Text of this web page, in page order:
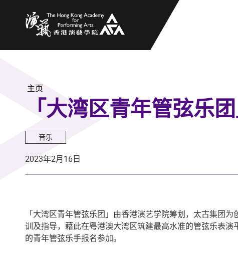
主页
「大湾区青年管弦乐
音乐
2023年2月16日
「大湾区青年管弦乐团」由香港演艺学院筹划，太古集团
训及指导，藉此在粤港澳大湾区筑建最高水准的管弦乐表
的青年管弦乐手报名参加。